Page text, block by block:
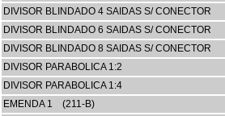
DIVISOR BLINDADO 4 SAIDAS S/ CONECTOR
DIVISOR BLINDADO 6 SAIDAS S/ CONECTOR
DIVISOR BLINDADO 8 SAIDAS S/ CONECTOR
DIVISOR PARABOLICA 1:2
DIVISOR PARABOLICA 1:4
EMENDA 1 (211-B)